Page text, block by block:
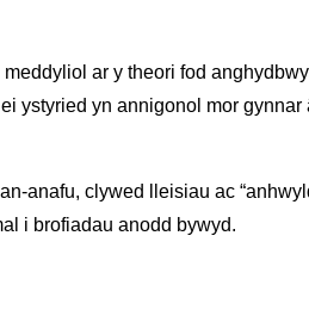
ar y theori fod
ystyried yn annigonol mor
anafu, clywed lleisiau ac
i brofiadau anodd bywyd.